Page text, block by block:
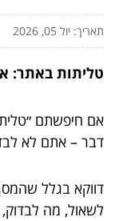
תאריך: יול 05, 2026
טליתות באתר:
אם חיפשתם
דבר – אתם לא
דווקא בגלל
לשאול, מה